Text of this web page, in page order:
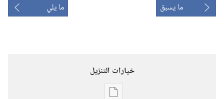
ما يسبق ما يلي
خيارات التنزيل